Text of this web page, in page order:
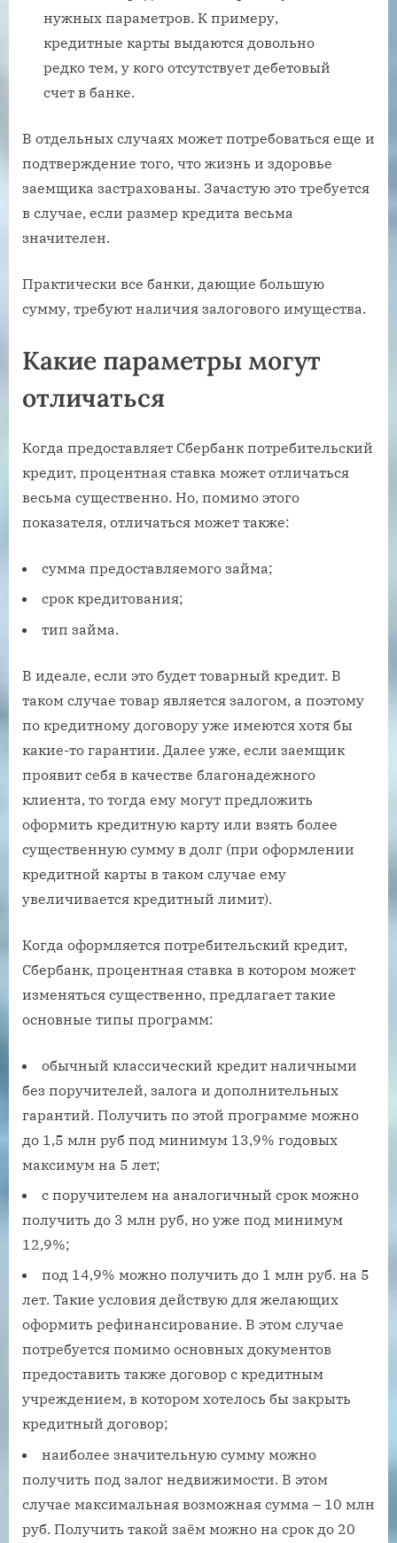
нужных параметров. К примеру,
кредитные карты выдаются довольно
редко тем, у кого отсутствует дебетовый
счет в банке.
В отдельных случаях может потребоваться еще и
подтверждение того, что жизнь и здоровье
заемщика застрахованы. Зачастую это требуется
в случае, если размер кредита весьма
значителен.
Практически все банки, дающие большую
сумму, требуют наличия залогового имущества.
Какие параметры могут
отличаться
Когда предоставляет Сбербанк потребительский
кредит, процентная ставка может отличаться
весьма существенно. Но, помимо этого
показателя, отличаться может также:
сумма предоставляемого займа;
срок кредитования;
тип займа.
В идеале, если это будет товарный кредит. В
таком случае товар является залогом, а поэтому
по кредитному договору уже имеются хотя бы
какие-то гарантии. Далее уже, если заемщик
проявит себя в качестве благонадежного
клиента, то тогда ему могут предложить
оформить кредитную карту или взять более
существенную сумму в долг (при оформлении
кредитной карты в таком случае ему
увеличивается кредитный лимит).
Когда оформляется потребительский кредит,
Сбербанк, процентная ставка в котором может
изменяться существенно, предлагает такие
основные типы программ:
обычный классический кредит наличными
без поручителей, залога и дополнительных
гарантий. Получить по этой программе можно
до 1,5 млн руб под минимум 13,9% годовых
максимум на 5 лет;
с поручителем на аналогичный срок можно
получить до 3 млн руб, но уже под минимум
12,9%;
под 14,9% можно получить до 1 млн руб. на 5
лет. Такие условия действую для желающих
оформить рефинансирование. В этом случае
потребуется помимо основных документов
предоставить также договор с кредитным
учреждением, в котором хотелось бы закрыть
кредитный договор;
наиболее значительную сумму можно
получить под залог недвижимости. В этом
случае максимальная возможная сумма – 10 млн
руб. Получить такой заём можно на срок до 20